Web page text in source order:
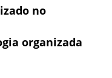
no
organizada